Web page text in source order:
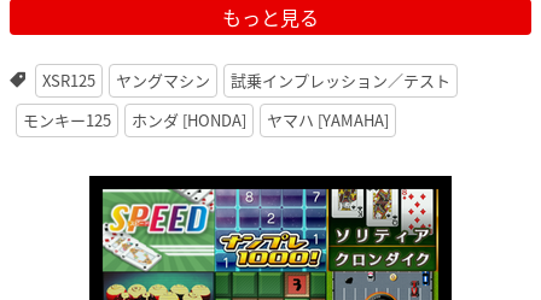
もっと見る
XSR125 ヤングマシン
試乗インプレッション／テスト
モンキー125
ホンダ [HONDA] ヤマハ [YAMAHA]